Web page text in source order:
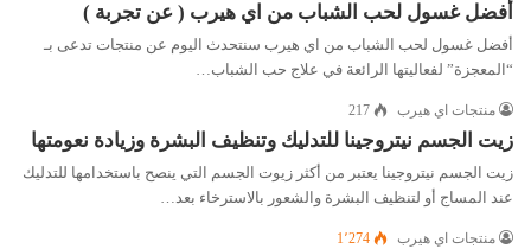
أفضل غسول لحب الشباب من اي هيرب ( عن تجربة )
أفضل غسول لحب الشباب من اي هيرب سنتحدث اليوم عن منتجات تدعى بـ
“المعجزة” لفعاليتها الرائعة في علاج حب الشباب…
منتجات اي هيرب 217
زيت الجسم نيتروجينا للتدليك وتنظيف البشرة وزيادة نعومتها
زيت الجسم نيتروجينا يعتبر من أكثر زيوت الجسم التي ينصح باستخدامها للتدليك
عند المساج أو لتنظيف البشرة والشعور بالاسترخاء بعد…
منتجات اي هيرب 1٬274